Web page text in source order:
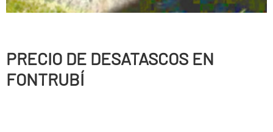
PRECIO DE DESATASCOS EN
FONTRUBÍ